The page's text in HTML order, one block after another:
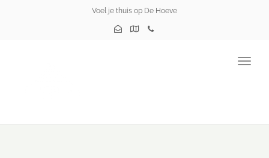
Voel je thuis op De Hoeve